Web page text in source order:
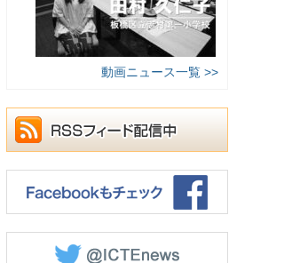
動画ニュース一覧 >>